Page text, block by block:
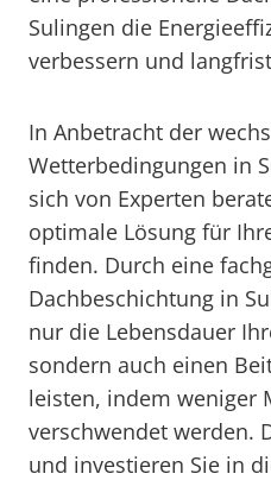
Sulingen die
verbessern und
In Anbetracht der
Wetterbedingungen in
sich von Experten
optimale Lösung für
finden. Durch eine
Dachbeschichtung in
nur die Lebensdauer
sondern auch einen
leisten, indem weniger
verschwendet werden.
und investieren Sie in